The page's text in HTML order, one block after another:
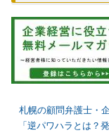
札幌の顧問弁護士・
「逆パワハラとは？